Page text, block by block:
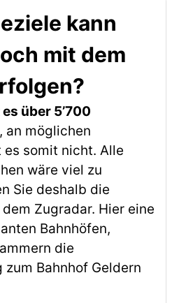
kann
mit dem
über 5’700
an möglichen
es somit nicht. Alle
wäre viel zu
Sie deshalb die
Zugradar. Hier eine
Bahnhöfen,
die
Bahnhof Geldern